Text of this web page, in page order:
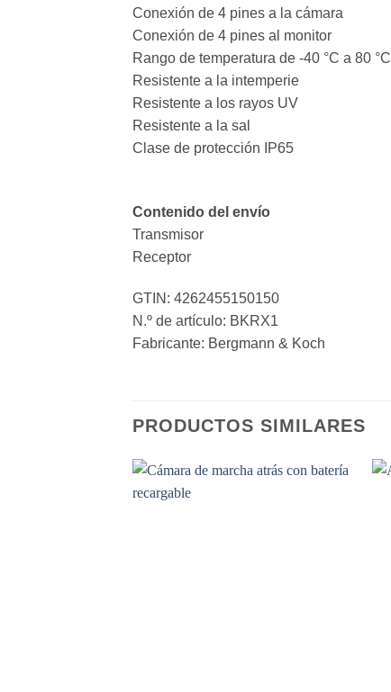
Conexión de 4 pines a la cámara
Conexión de 4 pines al monitor
Rango de temperatura de -40 °C a 80 °C
Resistente a la intemperie
Resistente a los rayos UV
Resistente a la sal
Clase de protección IP65
Contenido del envío
Transmisor
Receptor
GTIN: 4262455150150
N.º de artículo: BKRX1
Fabricante: Bergmann & Koch
PRODUCTOS SIMILARES